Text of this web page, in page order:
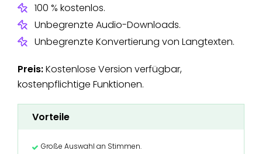
100 % kostenlos.
Unbegrenzte Audio-Downloads.
Unbegrenzte Konvertierung von Langtexten.
Preis:Kostenlose Version verfügbar,
kostenpflichtige Funktionen.
Vorteile
Große Auswahl an Stimmen.